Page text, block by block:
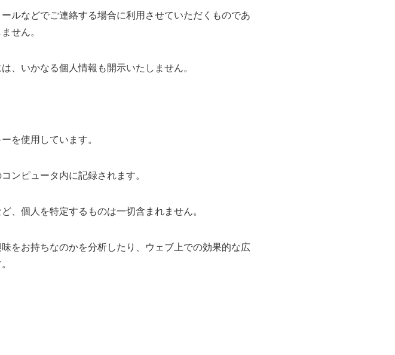
ルなどでご連絡する場合に利用させていただくものであ
せん。
、いかなる個人情報も開示いたしません。
を使用しています。
ンピュータ内に記録されます。
、個人を特定するものは一切含まれません。
をお持ちなのかを分析したり、ウェブ上での効果的な広